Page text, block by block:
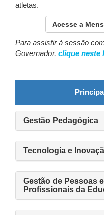
atletas.
Acesse a
Para assistir à sessão
Governador, clique neste
Gestão Pedagógica
Tecnologia e
Gestão de Pessoas
Profissionais da